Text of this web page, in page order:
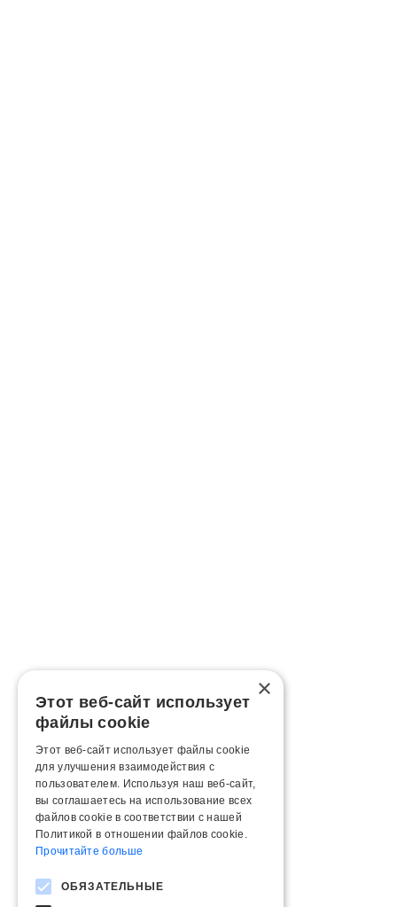
×
Этот веб-сайт использует
файлы cookie
Этот веб-сайт использует файлы cookie
для улучшения взаимодействия с
пользователем. Используя наш веб-сайт,
вы соглашаетесь на использование всех
файлов cookie в соответствии с нашей
Политикой в ​​отношении файлов cookie.
Прочитайте больше
ОБЯЗАТЕЛЬНЫЕ